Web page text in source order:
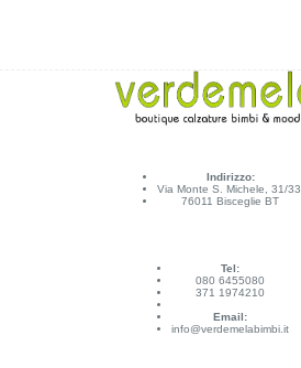
Indirizzo:
Via Monte S. Michele, 31/33,
76011 Bisceglie BT
Tel:
080 6455080
371 1974210
Email:
info@verdemelabimbi.it